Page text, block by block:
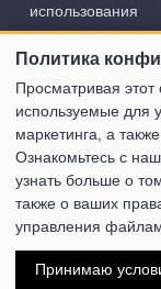
использования
Политика
и политика
использования
файлов cookie
Свяжитесь с нами
Карта сайта
Политика
Просматривая
используемые для
маркетинга, а
Ознакомьтесь с
узнать больше о
также о ваших
управления
Принимаю